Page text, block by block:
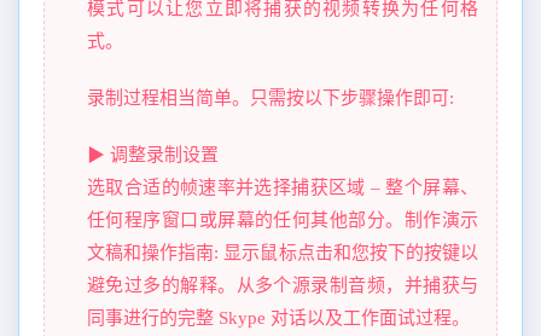
模式可以让您立即将捕获的视频转换为任何格
式。
录制过程相当简单。只需按以下步骤操作即可:
▶ 调整录制设置
选取合适的帧速率并选择捕获区域 – 整个屏幕、
任何程序窗口或屏幕的任何其他部分。制作演示
文稿和操作指南: 显示鼠标点击和您按下的按键以
避免过多的解释。从多个源录制音频，并捕获与
同事进行的完整 Skype 对话以及工作面试过程。